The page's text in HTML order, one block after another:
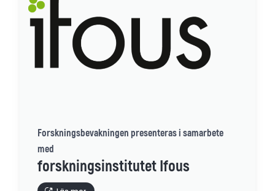
Forskningsbevakningen presenteras i samarbete
med
forskningsinstitutet Ifous